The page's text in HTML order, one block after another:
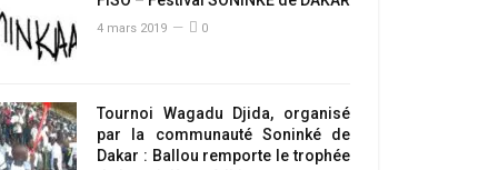
4 mars 2019 0
Tournoi Wagadu Djida, organisé
par la communauté Soninké de
Dakar : Ballou remporte le trophée